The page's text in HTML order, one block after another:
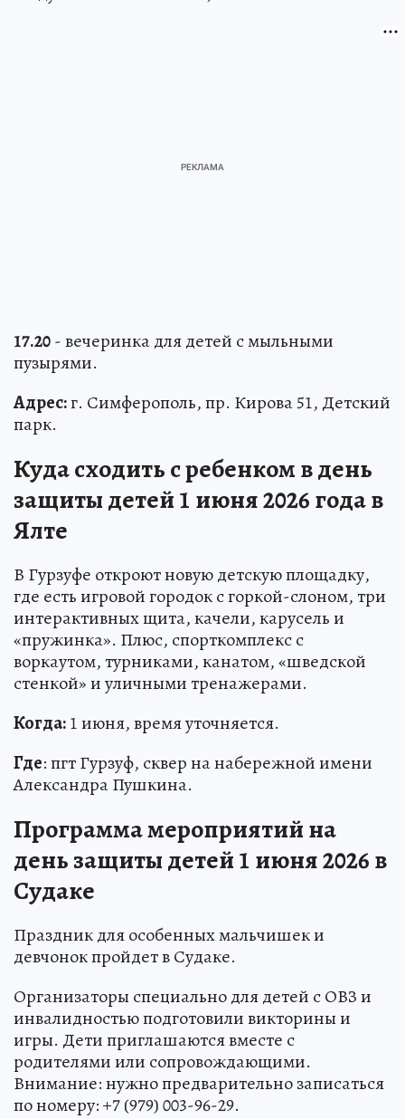
17.20- вечеринка для детей с мыльными
пузырями.
Адрес:г. Симферополь, пр. Кирова 51, Детский
парк.
Куда сходить с ребенком в день
защиты детей 1 июня 2026 года в
Ялте
В Гурзуфе откроют новую детскую площадку,
где есть игровой городок с горкой-слоном, три
интерактивных щита, качели, карусель и
«пружинка». Плюс, спорткомплекс с
воркаутом, турниками, канатом, «шведской
стенкой» и уличными тренажерами.
Когда:1 июня, время уточняется.
Где: пгт Гурзуф, сквер на набережной имени
Александра Пушкина.
Программа мероприятий на
день защиты детей 1 июня 2026 в
Судаке
Праздник для особенных мальчишек и
девчонок пройдет в Судаке.
Организаторы специально для детей с ОВЗ и
инвалидностью подготовили викторины и
игры. Дети приглашаются вместе с
родителями или сопровождающими.
Внимание: нужно предварительно записаться
по номеру: +7 (979) 003-96-29.